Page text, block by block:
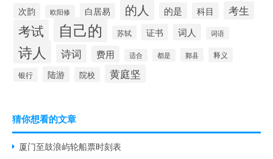
次韵 欧阳修 白居易 的人 的是 科目 考生
考试 自己的 苏轼 证书 词人 词语
诗人 诗词 费用 适合 都是 鄞县 释义
银行 陆游 院校 黄庭坚
猜你想看的文章
厦门至鼓浪屿轮船票时刻表